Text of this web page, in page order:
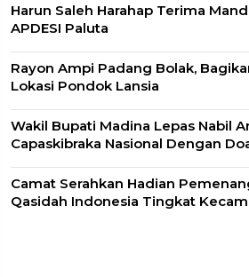
Harun Saleh Harahap Terima
APDESI Paluta
Rayon Ampi Padang Bolak,
Lokasi Pondok Lansia
Wakil Bupati Madina Lepas Nabil
Capaskibraka Nasional Dengan
Camat Serahkan Hadian
Qasidah Indonesia Tingkat